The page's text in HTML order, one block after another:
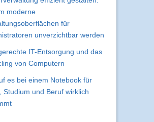
moderne
für
unverzichtbar werden
IT-Entsorgung und das
von Computern
es bei einem Notebook für
Studium und Beruf wirklich